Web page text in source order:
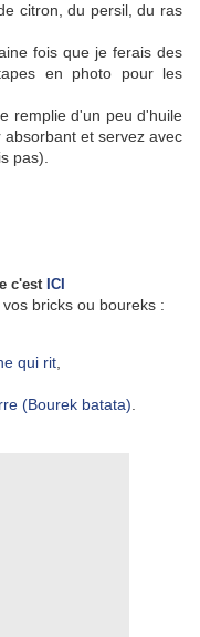
citron, du persil, du ras
fois que je ferais des
en photo pour les
remplie d'un peu d'huile
et servez avec
pas).
c'est ICI
bricks ou boureks :
qui rit
(Bourek batata)